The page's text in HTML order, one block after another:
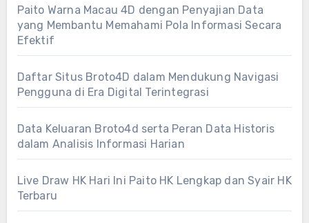
Paito Warna Macau 4D dengan Penyajian Data
yang Membantu Memahami Pola Informasi Secara
Efektif
Daftar Situs Broto4D dalam Mendukung Navigasi
Pengguna di Era Digital Terintegrasi
Data Keluaran Broto4d serta Peran Data Historis
dalam Analisis Informasi Harian
Live Draw HK Hari Ini Paito HK Lengkap dan Syair HK
Terbaru